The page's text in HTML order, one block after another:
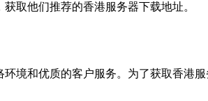
取他们推荐的香港服务器下载地址。
境和优质的客户服务。为了获取香港